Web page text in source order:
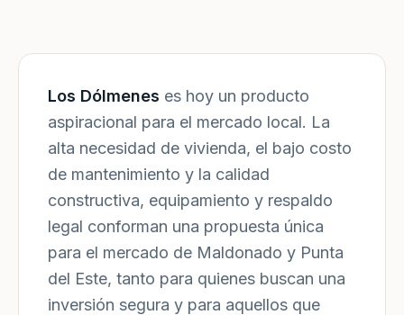
Los Dólmenes es hoy un producto
aspiracional para el mercado local. La
alta necesidad de vivienda, el bajo costo
de mantenimiento y la calidad
constructiva, equipamiento y respaldo
legal conforman una propuesta única
para el mercado de Maldonado y Punta
del Este, tanto para quienes buscan una
inversión segura y para aquellos que